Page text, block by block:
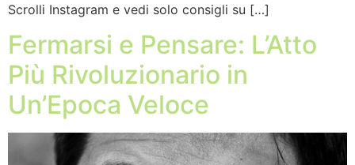
Scrolli Instagram e vedi solo consigli su […]
Fermarsi e Pensare: L’Atto
Più Rivoluzionario in
Un’Epoca Veloce